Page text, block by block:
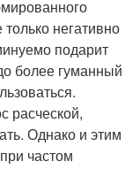
негативно
подарит
более гуманный
расческой,
Однако и этим
частом